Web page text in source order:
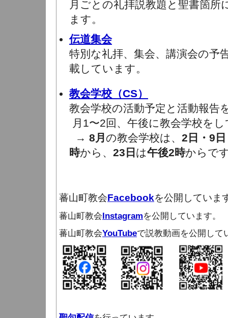
月ごとの礼拝説教題と聖書箇所
ます。
伝道集会
特別な礼拝、集会、講演会の予
載しています。
教会学校（CS）
教会学校の活動予定と活動報告
月1〜2回、午後に教会学校を
→ 8月 の教会学校は、 2日・9
時から、 23日 は午後2時からで
蕃山町教会Facebookを公開していま
蕃山町教会Instagramを公開しています。
蕃山町教会YouTubeで説教動画を公開して